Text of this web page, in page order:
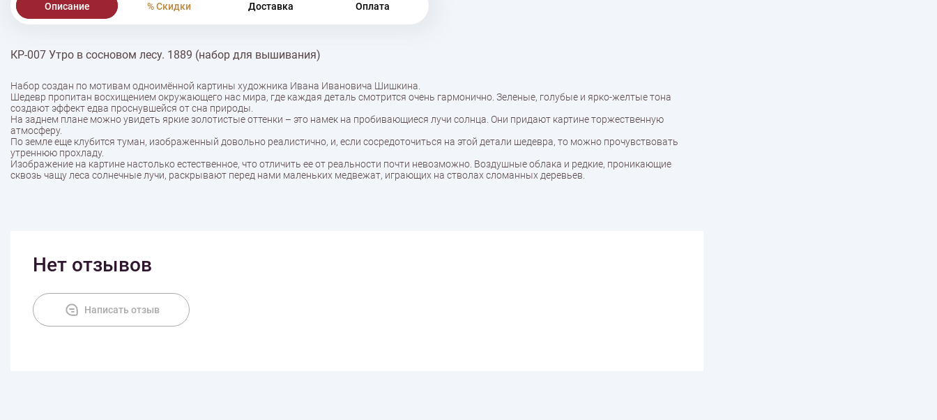
Описание % Скидки Доставка Оплата
КР-007 Утро в сосновом лесу. 1889 (набор для вышивания)
Набор создан по мотивам одноимённой картины художника Ивана Ивановича Шишкина.
Шедевр пропитан восхищением окружающего нас мира, где каждая деталь смотрится очень гармонично. Зеленые, голубые и ярко-желтые тона
создают эффект едва проснувшейся от сна природы.
На заднем плане можно увидеть яркие золотистые оттенки – это намек на пробивающиеся лучи солнца. Они придают картине торжественную
атмосферу.
По земле еще клубится туман, изображенный довольно реалистично, и, если сосредоточиться на этой детали шедевра, то можно прочувствовать
утреннюю прохладу.
Изображение на картине настолько естественное, что отличить ее от реальности почти невозможно. Воздушные облака и редкие, проникающие
сквозь чащу леса солнечные лучи, раскрывают перед нами маленьких медвежат, играющих на стволах сломанных деревьев.
Нет отзывов
Написать отзыв